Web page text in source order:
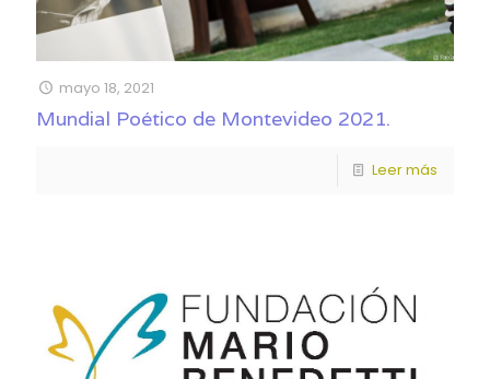
mayo 18, 2021
Mundial Poético de Montevideo 2021.
Leer más